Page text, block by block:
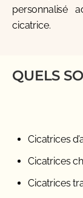
personnalisé
cicatrice.
QUELS
Cicatrices
Cicatrices
Cicatrices